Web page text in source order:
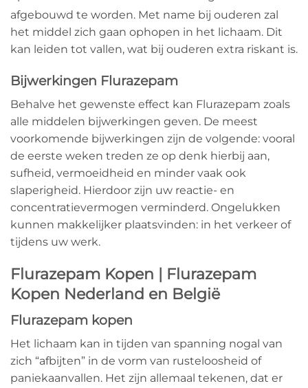
afgebouwd te worden. Met name bij ouderen zal
het middel zich gaan ophopen in het lichaam. Dit
kan leiden tot vallen, wat bij ouderen extra riskant is.
Bijwerkingen Flurazepam
Behalve het gewenste effect kan Flurazepam zoals
alle middelen bijwerkingen geven. De meest
voorkomende bijwerkingen zijn de volgende: vooral
de eerste weken treden ze op denk hierbij aan,
sufheid, vermoeidheid en minder vaak ook
slaperigheid. Hierdoor zijn uw reactie- en
concentratievermogen verminderd. Ongelukken
kunnen makkelijker plaatsvinden: in het verkeer of
tijdens uw werk.
Flurazepam Kopen | Flurazepam
Kopen Nederland en België
Flurazepam kopen
Het lichaam kan in tijden van spanning nogal van
zich “afbijten” in de vorm van rusteloosheid of
paniekaanvallen. Het zijn allemaal tekenen, dat er